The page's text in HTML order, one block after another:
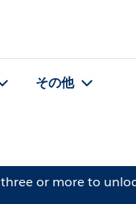
その他
three or more to